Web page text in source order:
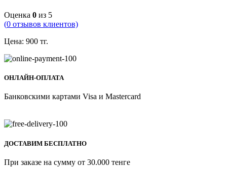
Оценка 0 из 5
(0 отзывов клиентов)
Цена: 900 тг.
ОНЛАЙН-ОПЛАТА
Банковскими картами Visa и Mastercard
ДОСТАВИМ БЕСПЛАТНО
При заказе на сумму от 30.000 тенге